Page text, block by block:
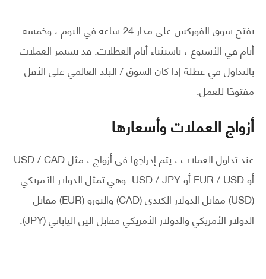
يفتح سوق الفوركس على مدار 24 ساعة في اليوم ، وخمسة
أيام في الأسبوع ، باستثناء أيام العطلات. قد تستمر العملات
بالتداول في عطلة إذا كان السوق / البلد العالمي على الأقل
مفتوحًا للعمل.
أزواج العملات وأسعارها
عند تداول العملات ، يتم إدراجها في أزواج ، مثل USD / CAD
أو EUR / USD أو USD / JPY. وهي تمثل الدولار الأمريكي
(USD) مقابل الدولار الكندي (CAD) واليورو (EUR) مقابل
الدولار الأمريكي والدولار الأمريكي مقابل الين الياباني (JPY).